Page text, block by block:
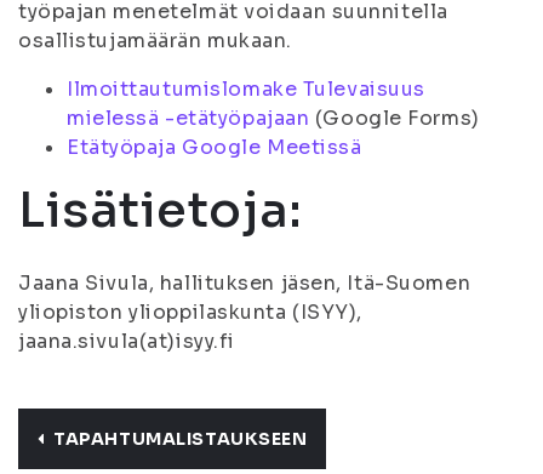
työpajan menetelmät voidaan suunnitella
osallistujamäärän mukaan.
Ilmoittautumislomake Tulevaisuus
mielessä -etätyöpajaan (Google Forms)
Etätyöpaja Google Meetissä
Lisätietoja:
Jaana Sivula, hallituksen jäsen, Itä-Suomen
yliopiston ylioppilaskunta (ISYY),
jaana.sivula(at)isyy.fi
TAPAHTUMALISTAUKSEEN